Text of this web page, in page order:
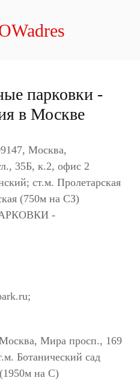
парковки -
в Москве
Москва,
35Б, к.2, офис 2
ст.м. Пролетарская
(750м на СЗ)
-
Мира просп., 169
Ботанический сад
на С)